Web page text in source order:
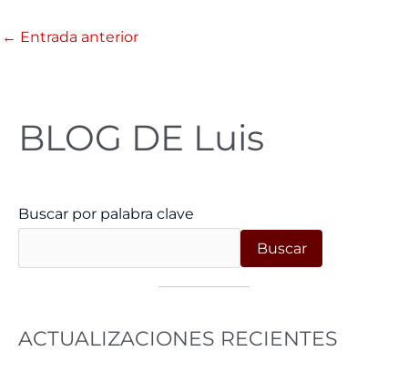
← Entrada anterior
BLOG DE Luis
Buscar por palabra clave
Buscar
ACTUALIZACIONES RECIENTES